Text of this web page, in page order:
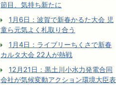
節目、気持ち新たに
1月6日：波賀で新春かるた大会 児
童ら元気よく札取り合う
1月4日：ライブリーちくさで新春
カルタ大会 22人が熱戦
12月21日：黒土川小水力発電合同
会社が気候変動アクション環境大臣表